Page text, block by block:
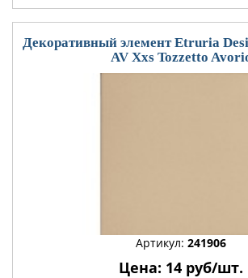
Декоративный элемент Etruria
AV Xxs Tozzetto
Артикул: 241906
Цена: 14 руб/шт.